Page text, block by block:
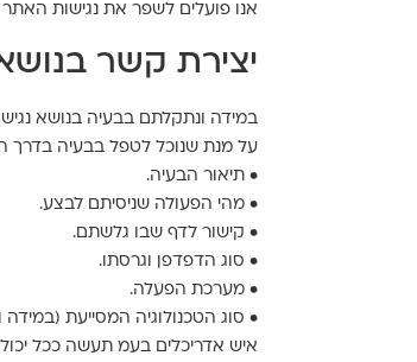
אנו פועלים לשפר את נגישות
יצירת קשר
במידה ונתקלתם בבעיה בנושא
על מנת שנוכל לטפל בבעיה בדרך
• תיאור הבעיה.
• מהי הפעולה שניסיתם לבצע.
• קישור לדף שבו גלשתם.
• סוג הדפדפן וגרסתו.
• מערכת הפעלה.
• סוג הטכנולוגיה המסייעת
איש אדריכלים בעמ תעשה ככל